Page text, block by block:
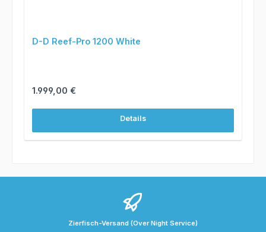
D-D Reef-Pro 1200 White
Regulärer Preis:
1.999,00 €
Details
Zierfisch-Versand (Over Night Service)